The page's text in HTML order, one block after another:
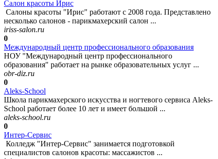
Салон красоты Ирис
Салоны красоты "Ирис" работают с 2008 года. Представлено
несколько салонов - парикмахерский салон ...
iriss-salon.ru
0
Международный центр профессионального образования
НОУ "Международный центр профессионального
образования" работает на рынке образовательных услуг ...
obr-diz.ru
0
Aleks-School
Школа парикмахерского искусства и ногтевого сервиса Aleks-
School работает более 10 лет и имеет большой ...
aleks-school.ru
0
Интер-Сервис
Колледж "Интер-Сервис" занимается подготовкой
специалистов салонов красоты: массажистов ...